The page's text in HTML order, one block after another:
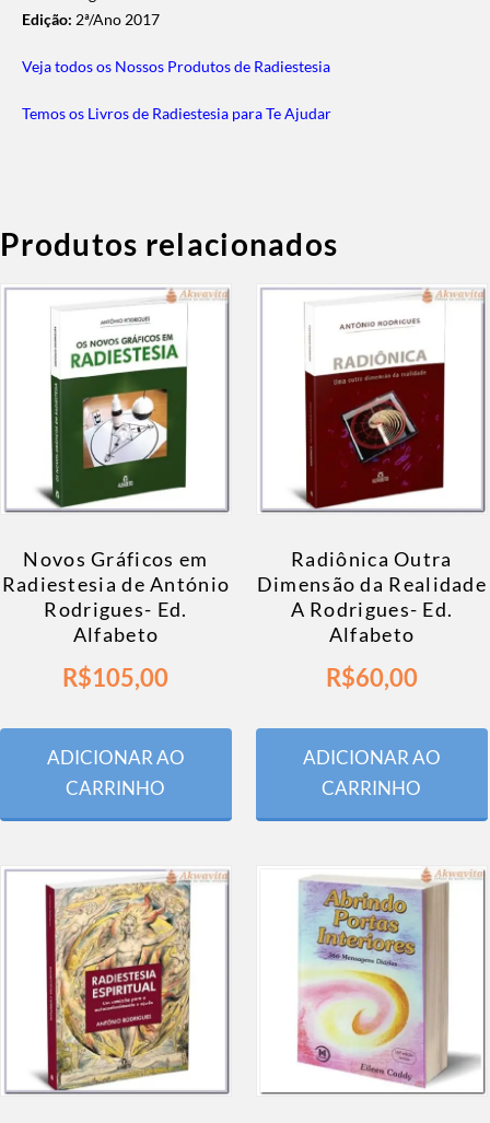
Edição: 2ª/Ano 2017
Veja todos os Nossos Produtos de Radiestesia
Temos os Livros de Radiestesia para Te Ajudar
Produtos relacionados
Novos Gráficos em
Radiestesia de António
Rodrigues- Ed.
Alfabeto
R$105,00
ADICIONAR AO
CARRINHO
Radiônica Outra
Dimensão da Realidade
A Rodrigues- Ed.
Alfabeto
R$60,00
ADICIONAR AO
CARRINHO